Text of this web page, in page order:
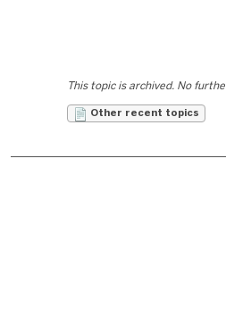
This topic is archived. No
Other recent topics